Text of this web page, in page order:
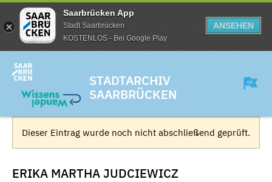
Saarbrücken App
Stadt Saarbrücken
KOSTENLOS - Bei Google Play
ANSEHEN
STADTARCHIV
SAARBRÜCKEN
Dieser Eintrag wurde noch nicht abschließend geprüft.
ERIKA MARTHAJUDCIEWICZ